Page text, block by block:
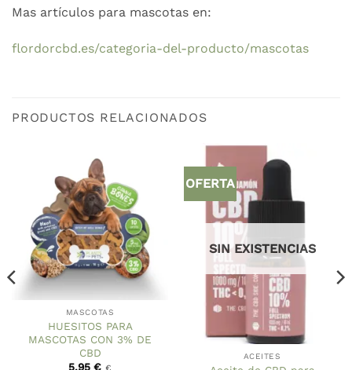
Mas artículos para mascotas en:
flordorcbd.es/categoria-del-producto/mascotas
PRODUCTOS RELACIONADOS
MASCOTAS
HUESITOS PARA
MASCOTAS CON 3% DE
CBD
5,95 €
OFERTA
SIN EXISTENCIAS
ACEITES